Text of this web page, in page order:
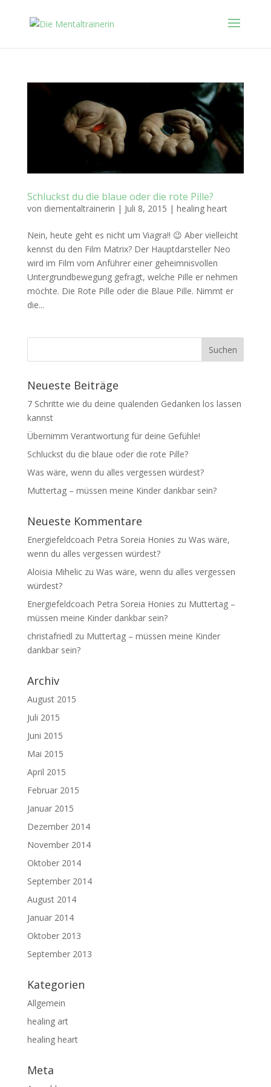
Schluckst du die blaue oder die rote Pille?
von diementaltrainerin | Juli 8, 2015 | healing heart
Nein, heute geht es nicht um Viagra!! 😉 Aber vielleicht
kennst du den Film Matrix? Der Hauptdarsteller Neo
wird im Film vom Anführer einer geheimnisvollen
Untergrundbewegung gefragt, welche Pille er nehmen
möchte. Die Rote Pille oder die Blaue Pille. Nimmt er
die...
Neueste Beiträge
7 Schritte wie du deine quälenden Gedanken los lassen
kannst
Übernimm Verantwortung für deine Gefühle!
Schluckst du die blaue oder die rote Pille?
Was wäre, wenn du alles vergessen würdest?
Muttertag – müssen meine Kinder dankbar sein?
Neueste Kommentare
Energiefeldcoach Petra Soreia Honies zu Was wäre,
wenn du alles vergessen würdest?
Aloisia Miheliczu Was wäre, wenn du alles vergessen
würdest?
Energiefeldcoach Petra Soreia Honies zu Muttertag –
müssen meine Kinder dankbar sein?
christafriedl zu Muttertag – müssen meine Kinder
dankbar sein?
Archiv
August 2015
Juli 2015
Juni 2015
Mai 2015
April 2015
Februar 2015
Januar 2015
Dezember 2014
November 2014
Oktober 2014
September 2014
August 2014
Januar 2014
Oktober 2013
September 2013
Kategorien
Allgemein
healing art
healing heart
Meta